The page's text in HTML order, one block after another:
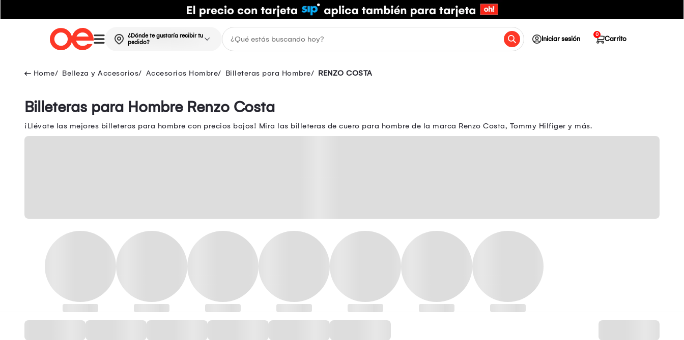
¿Dónde te gustaría recibir tu
pedido?
Iniciar sesión Carrito
0
Belleza y Accesorios Accesorios Hombre Billeteras para Hombre RENZO COSTA
Billeteras para Hombre Renzo Costa
¡Llévate las mejores billeteras para hombre con precios bajos! Mira las billeteras de cuero para hombre de la marca Renzo Costa, Tommy Hilfiger y más.